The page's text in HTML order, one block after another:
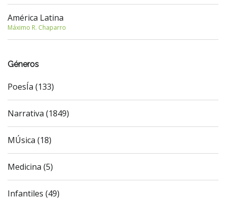
América Latina
Máximo R. Chaparro
Géneros
PoesÍa (133)
Narrativa (1849)
MÚsica (18)
Medicina (5)
Infantiles (49)